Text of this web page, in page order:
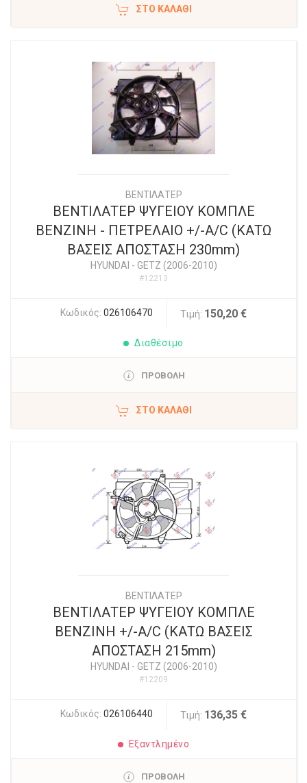
ΣΤΟ ΚΑΛΆΘΙ
ΒΕΝΤΙΛΑΤΕΡ
ΒΕΝΤΙΛΑΤΕΡ ΨΥΓΕΙΟΥ ΚΟΜΠΛΕ
ΒΕΝΖΙΝΗ - ΠΕΤΡΕΛΑΙΟ +/-A/C (ΚΑΤΩ
ΒΑΣΕΙΣ ΑΠΟΣΤΑΣΗ 230mm)
HYUNDAI - GETZ (2006-2010)
#12213
Κωδικός: 026106470 Τιμή: 150,20 €
Διαθέσιμο
ΠΡΟΒΟΛΗ
ΣΤΟ ΚΑΛΆΘΙ
ΒΕΝΤΙΛΑΤΕΡ
ΒΕΝΤΙΛΑΤΕΡ ΨΥΓΕΙΟΥ ΚΟΜΠΛΕ
ΒΕΝΖΙΝΗ +/-Α/C (ΚΑΤΩ ΒΑΣΕΙΣ
ΑΠΟΣΤΑΣΗ 215mm)
HYUNDAI - GETZ (2006-2010)
#12209
Κωδικός: 026106440 Τιμή: 136,35 €
Εξαντλημένο
ΠΡΟΒΟΛΗ